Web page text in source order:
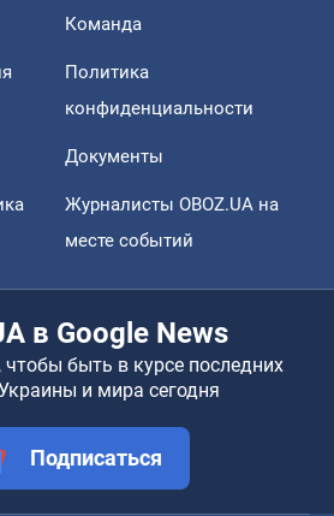
Команда
Политика
конфиденциальности
Документы
Журналисты OBOZ.UA на
месте событий
в Google News
быть в курсе последних
и мира сегодня
Подписаться